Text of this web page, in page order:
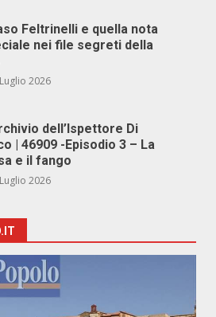
Feltrinelli e quella nota
nei file segreti della
2026
dell’Ispettore Di
| 46909 -Episodio 3 – La
e il fango
2026